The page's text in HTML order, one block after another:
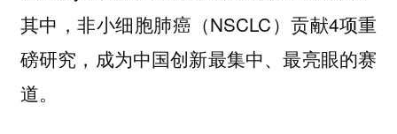
其中，非小细胞肺癌（NSCLC）贡献4项重
磅研究，成为中国创新最集中、最亮眼的赛
道。